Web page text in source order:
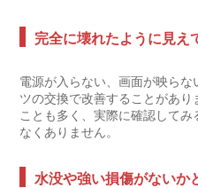
完全に壊れたように見え
電源が入らない、画面が映ら
ツの交換で改善することがあ
ことも多く、実際に確認して
なくありません。
水没や強い損傷がないか